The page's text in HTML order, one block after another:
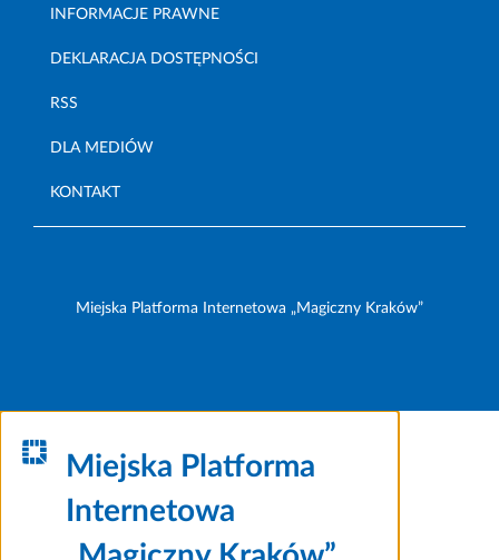
INFORMACJE PRAWNE
DEKLARACJA DOSTĘPNOŚCI
RSS
DLA MEDIÓW
KONTAKT
Miejska Platforma Internetowa „Magiczny Kraków”
Miejska Platforma
Internetowa